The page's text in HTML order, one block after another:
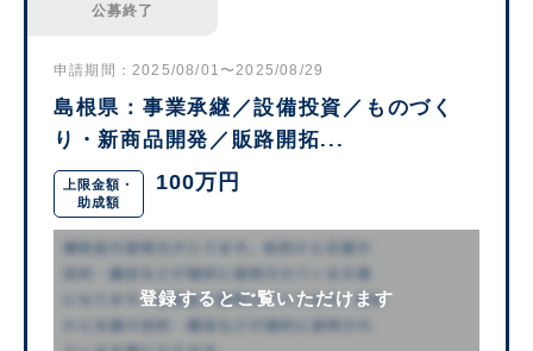
公募終了
申請期間：2025/08/01〜2025/08/29
島根県：事業承継／設備投資／ものづく
り・新商品開発／販路開拓...
上限金額・
助成額
100万円
登録するとご覧いただけます